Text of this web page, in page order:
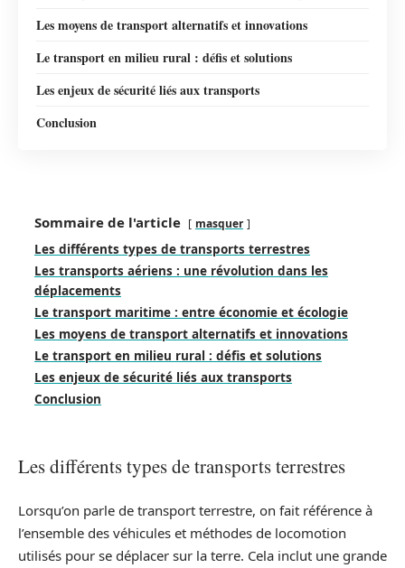
Les moyens de transport alternatifs et innovations
Le transport en milieu rural : défis et solutions
Les enjeux de sécurité liés aux transports
Conclusion
Sommaire de l'article masquer
Les différents types de transports terrestres
Les transports aériens : une révolution dans les
déplacements
Le transport maritime : entre économie et écologie
Les moyens de transport alternatifs et innovations
Le transport en milieu rural : défis et solutions
Les enjeux de sécurité liés aux transports
Conclusion
Les différents types de transports terrestres
Lorsqu’on parle de transport terrestre, on fait référence à
l’ensemble des véhicules et méthodes de locomotion
utilisés pour se déplacer sur la terre. Cela inclut une grande